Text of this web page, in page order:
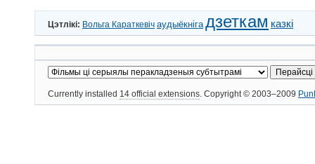
Цэтлікі: Вольга Караткевіч аудыёкніга дзеткам казкі
Currently installed 14 official extensions. Copyright © 2003–2009